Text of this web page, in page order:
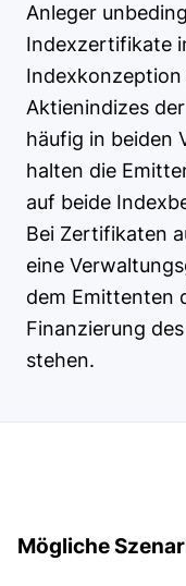
Anleger
Indexzertifikate
Indexkonzeption
Aktienindizes
häufig in beiden
halten die
auf beide
Bei Zertifikaten
eine
dem Emittenten
Finanzierung
stehen.
Mögliche